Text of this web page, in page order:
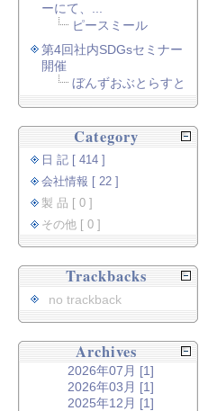
ーにて、...
ピースミール
第4回社内SDGsセミナー
開催
ぼんずおぶとらすと
Category
日 記 [ 414 ]
会社情報 [ 22 ]
製 品 [ 0 ]
その他 [ 0 ]
Trackbacks
no trackback
Archives
2026年07月 [1]
2026年03月 [1]
2025年12月 [1]